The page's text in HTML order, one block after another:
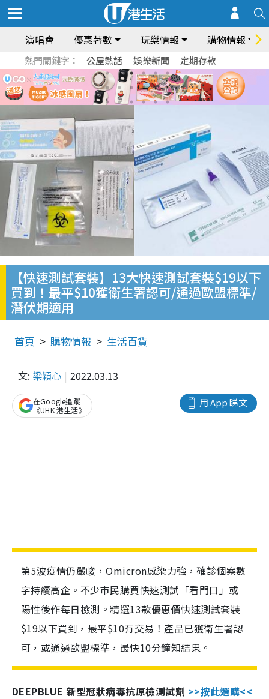
演唱會 優惠著數 玩樂情報 購物情報
熱門關鍵字： 公屋熱話 娛樂新聞 定期存款
【快速測試套裝】13大快速測試套裝$19以下
買到！最平$10獲衛生署認可/通過歐盟標準/
潛伏期適用
首頁 購物情報 生活百貨
文: 梁穎心 2022.03.13
用 App 睇文
在Google追蹤
《UHK 港生活》
第5波疫情仍嚴峻，Omicron感染力強，確診個案數
字持續高企。不少市民購買快速測試「看門口」或
陽性後作每日檢測。精選13款優惠價快速測試套裝
$19以下買到，最平$10有交易！產品已獲衛生署認
可，或通過歐盟標準，最快10分鐘知結果。
DEEPBLUE 新型冠狀病毒抗原檢測試劑 >>按此選購<<